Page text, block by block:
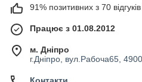
91% позитивних з 70 відгуків
Працює з 01.08.2012
м. Дніпро
г.Дніпро, вул.Рабоча65,